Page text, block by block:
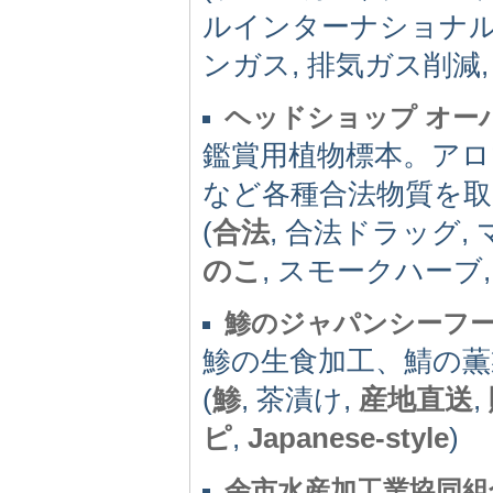
ルインターナショナ
ンガス, 排気ガス削
ヘッドショップ オー
鑑賞用植物標本。ア
など各種合法物質を
(合法, 合法ドラッグ,
のこ , スモークハー
鯵のジャパンシーフ
鯵の生食加工、鯖の
(鯵, 茶漬け, 産地直送,
ピ, Japanese-style)